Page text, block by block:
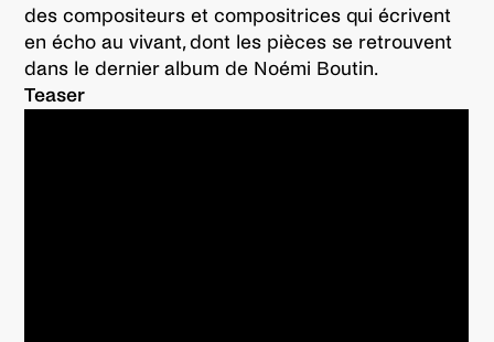
des compositeurs et compositrices qui écrivent
en écho au vivant, dont les pièces se retrouvent
dans le dernier album de Noémi Boutin.
Teaser